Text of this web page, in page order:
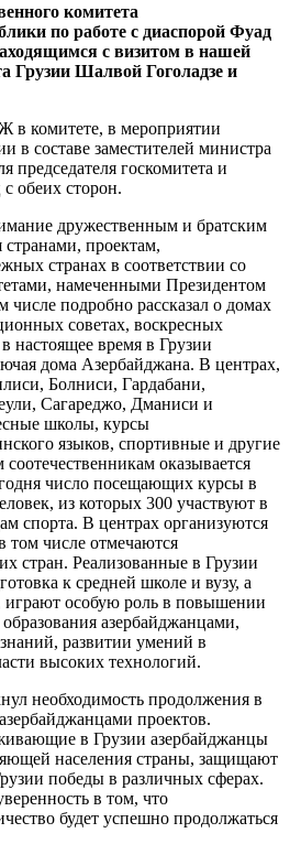
комитета
по работе с диаспорой Фуад
с визитом в нашей
Грузии Шалвой Гоголадзе и
комитете, в мероприятии
в составе заместителей министра
председателя госкомитета и
обеих сторон.
дружественным и братским
проектам,
странах в соответствии со
намеченными Президентом
подробно рассказал о домах
советах, воскресных
настоящее время в Грузии
дома Азербайджана. В центрах,
Болниси, Гардабани,
Сагареджо, Дманиси и
школы, курсы
языков, спортивные и другие
оказывается
число посещающих курсы в
из которых 300 участвуют в
спорта. В центрах организуются
том числе отмечаются
стран. Реализованные в Грузии
к средней школе и вузу, а
играют особую роль в повышении
азербайджанцами,
развитии умений в
высоких технологий.
необходимость продолжения в
проектов.
в Грузии азербайджанцы
населения страны, защищают
победы в различных сферах.
в том, что
будет успешно продолжаться